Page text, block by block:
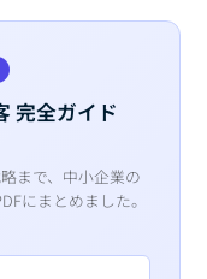
完全ガイド
まで、中小企業の
にまとめました。